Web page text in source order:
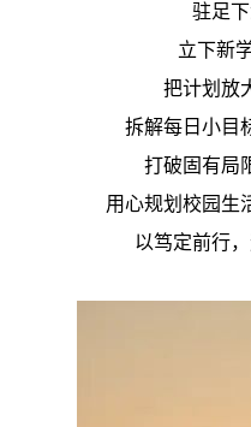
驻足
立下新
把计划放
拆解每日小目
打破固有局
用心规划校园生
以笃定前行